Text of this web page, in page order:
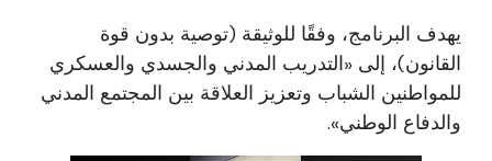
يهدف البرنامج، وفقًا للوثيقة (توصية بدون قوة
القانون)، إلى «التدريب المدني والجسدي والعسكري
للمواطنين الشباب وتعزيز العلاقة بين المجتمع المدني
والدفاع الوطني».